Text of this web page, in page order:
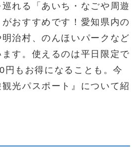
れる「あいち・なごや周遊
おすすめです！愛知県内の
治村、のんほいパークなど
す。使えるのは平日限定で
もお得になることも。今
光パスポート』について紹